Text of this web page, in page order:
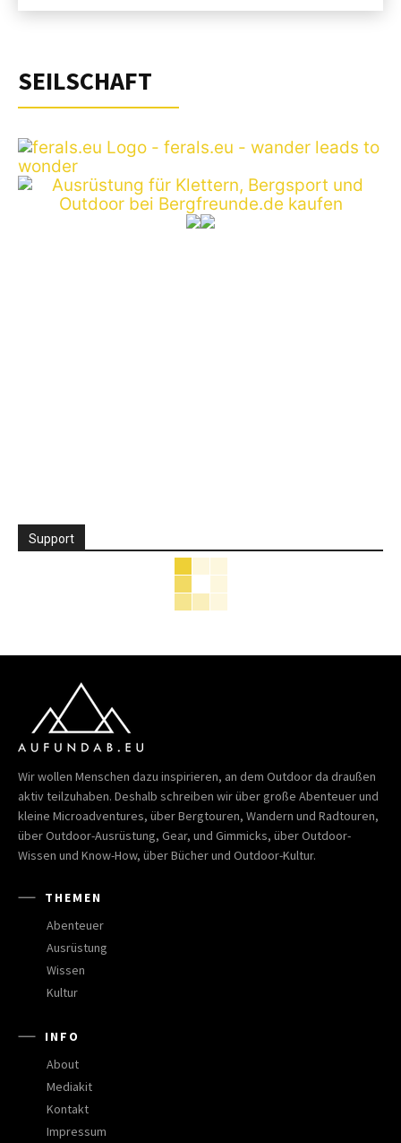
SEILSCHAFT
Support
Wir wollen Menschen dazu inspirieren, an dem Outdoor da draußen
aktiv teilzuhaben. Deshalb schreiben wir über große Abenteuer und
kleine Microadventures, über Bergtouren, Wandern und Radtouren,
über Outdoor-Ausrüstung, Gear, und Gimmicks, über Outdoor-
Wissen und Know-How, über Bücher und Outdoor-Kultur.
THEMEN
Abenteuer
Ausrüstung
Wissen
Kultur
INFO
About
Mediakit
Kontakt
Impressum